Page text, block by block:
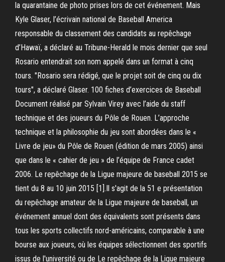
la quarantaine de photo prises lors de cet événement. Mais
Kyle Glaser, l’écrivain national de Baseball America
responsable du classement des candidats au repêchage
d’Hawaï, a déclaré au Tribune-Herald le mois dernier que seul
Rosario entendrait son nom appelé dans un format à cinq
tours. "Rosario sera rédigé, que le projet soit de cinq ou dix
tours", a déclaré Glaser. 100 fiches d’exercices de Baseball
Document réalisé par Sylvain Virey avec l’aide du staff
technique et des joueurs du Pôle de Rouen. L’approche
technique et la philosophie du jeu sont abordées dans le «
Livre de jeu» du Pôle de Rouen (édition de mars 2005) ainsi
que dans le « cahier de jeu » de l’équipe de France cadet
2006. Le repêchage de la Ligue majeure de baseball 2015 se
tient du 8 au 10 juin 2015 [1].Il s'agit de la 51 e présentation
du repêchage amateur de la Ligue majeure de baseball, un
événement annuel dont des équivalents sont présents dans
tous les sports collectifs nord-américains, comparable à une
bourse aux joueurs, où les équipes sélectionnent des sportifs
issus de l'université ou de Le repêchage de la Ligue majeure